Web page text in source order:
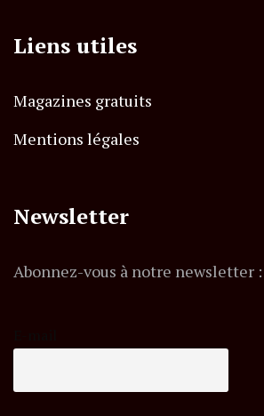
Liens utiles
Magazines gratuits
Mentions légales
Newsletter
Abonnez-vous à notre newsletter :